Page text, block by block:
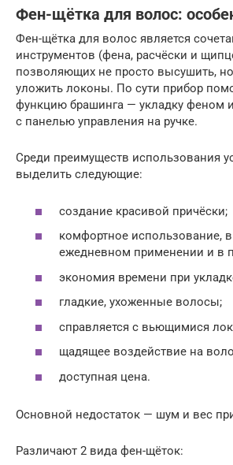
Фен-щётка для волос:
Фен-щётка для волос является
инструментов (фена, расчёски и
позволяющих не просто высушить,
уложить локоны. По сути прибор
функцию брашинга — укладку феном
с панелью управления на ручке.
Среди преимуществ использования
выделить следующие:
создание красивой причёски;
комфортное использование,
ежедневном применении и в
экономия времени при
гладкие, ухоженные волосы;
справляется с вьющимися
щадящее воздействие на
доступная цена.
Основной недостаток — шум и вес
Различают 2 вида фен-щёток: